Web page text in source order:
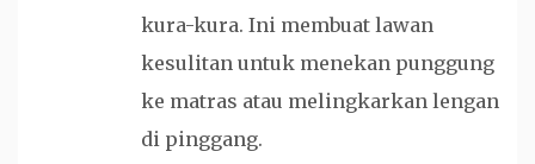
kura-kura. Ini membuat lawan
kesulitan untuk menekan punggung
ke matras atau melingkarkan lengan
di pinggang.